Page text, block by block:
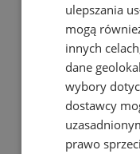
ulepszania
mogą
innych
dane
wybory
dostawcy
prawo